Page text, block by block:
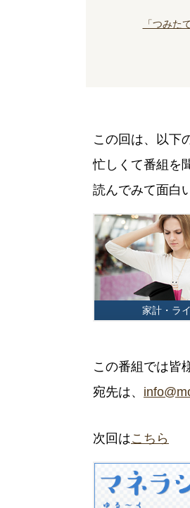
「つみた
この回は、以下
忙しくて番組を
読んでみて面白
家計・ラ
この番組では皆
宛先は、
次回はこちら